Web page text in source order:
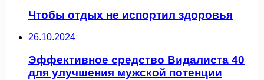
Чтобы отдых не испортил здоровья
26.10.2024
Эффективное средство Видалиста 40
для улучшения мужской потенции